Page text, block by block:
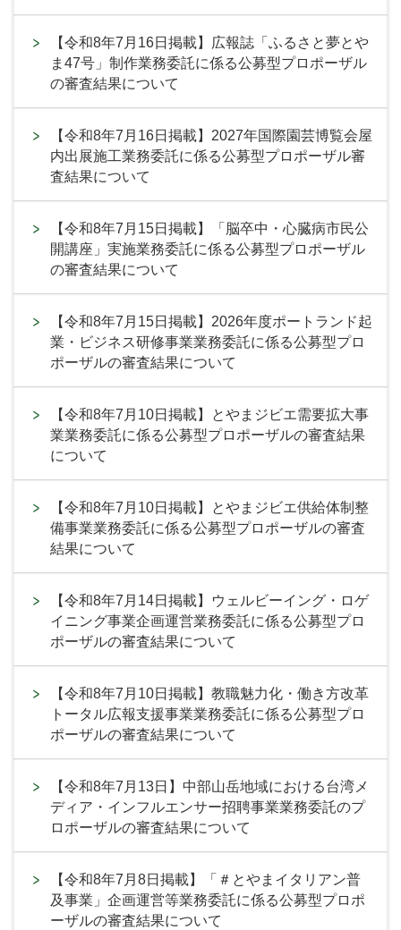
【令和8年7月16日掲載】広報誌「ふるさと夢とや
ま47号」制作業務委託に係る公募型プロポーザル
の審査結果について
【令和8年7月16日掲載】2027年国際園芸博覧会屋
内出展施工業務委託に係る公募型プロポーザル審
査結果について
【令和8年7月15日掲載】「脳卒中・心臓病市民公
開講座」実施業務委託に係る公募型プロポーザル
の審査結果について
【令和8年7月15日掲載】2026年度ポートランド起
業・ビジネス研修事業業務委託に係る公募型プロ
ポーザルの審査結果について
【令和8年7月10日掲載】とやまジビエ需要拡大事
業業務委託に係る公募型プロポーザルの審査結果
について
【令和8年7月10日掲載】とやまジビエ供給体制整
備事業業務委託に係る公募型プロポーザルの審査
結果について
【令和8年7月14日掲載】ウェルビーイング・ロゲ
イニング事業企画運営業務委託に係る公募型プロ
ポーザルの審査結果について
【令和8年7月10日掲載】教職魅力化・働き方改革
トータル広報支援事業業務委託に係る公募型プロ
ポーザルの審査結果について
【令和8年7月13日】中部山岳地域における台湾メ
ディア・インフルエンサー招聘事業業務委託のプ
ロポーザルの審査結果について
【令和8年7月8日掲載】「＃とやまイタリアン普
及事業」企画運営等業務委託に係る公募型プロポ
ーザルの審査結果について